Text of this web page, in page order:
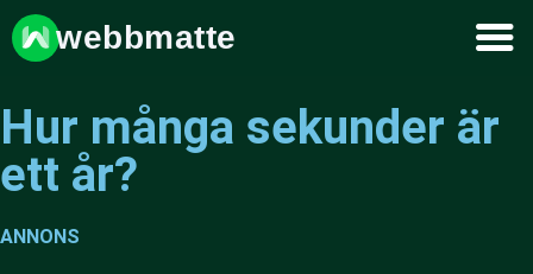
webbmatte
Hur många sekunder är
ett år?
ANNONS